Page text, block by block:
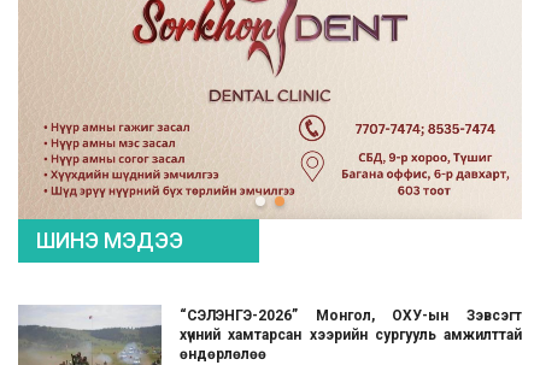
ШИНЭ МЭДЭЭ
“СЭЛЭНГЭ-2026” Монгол, ОХУ-ын Зэвсэгт
хүчний хамтарсан хээрийн сургууль амжилттай
өндөрлөлөө